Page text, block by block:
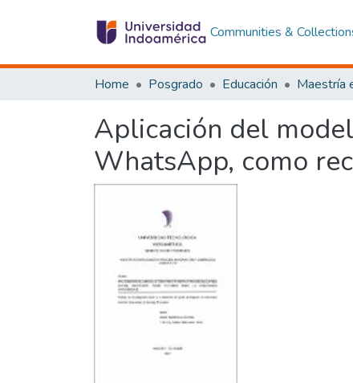
Communities &
Home Posgrado Educación
Aplicación del
WhatsApp, como